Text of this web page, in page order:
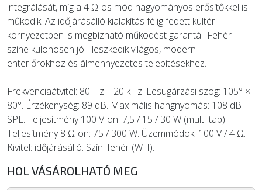
integrálását, míg a 4 Ω-os mód hagyományos erősítőkkel is
működik. Az időjárásálló kialakítás félig fedett kültéri
környezetben is megbízható működést garantál. Fehér
színe különösen jól illeszkedik világos, modern
enteriőrökhöz és álmennyezetes telepítésekhez.
Frekvenciaátvitel: 80 Hz – 20 kHz. Lesugárzási szög: 105° ×
80°. Érzékenység: 89 dB. Maximális hangnyomás: 108 dB
SPL. Teljesítmény 100 V-on: 7,5 / 15 / 30 W (multi-tap).
Teljesítmény 8 Ω-on: 75 / 300 W. Üzemmódok: 100 V / 4 Ω.
Kivitel: időjárásálló. Szín: fehér (WH).
HOL VÁSÁROLHATÓ MEG